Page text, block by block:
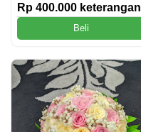
Rp 400.000 keterangan
Beli